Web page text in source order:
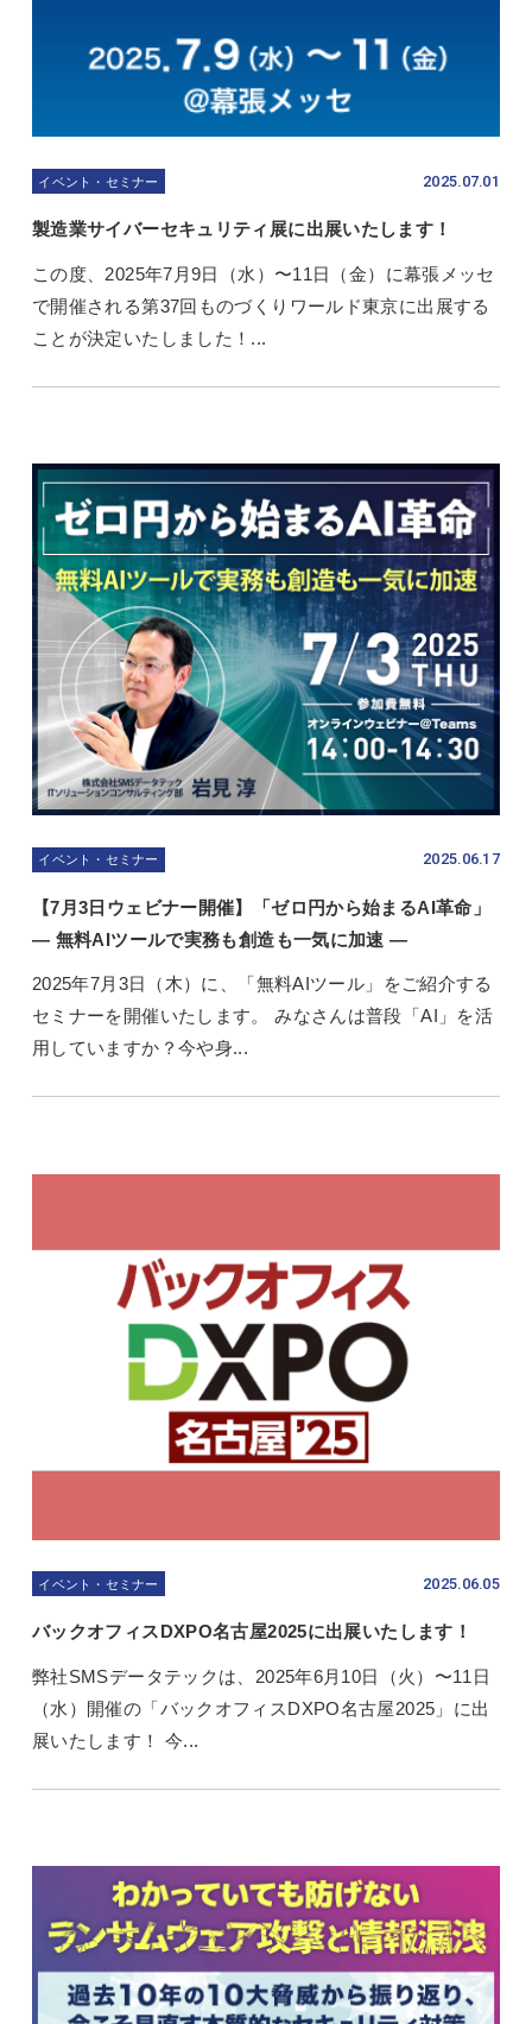
イベント・セミナー 2025.07.01
製造業サイバーセキュリティ展に出展いたします！
この度、2025年7月9日（水）〜11日（金）に幕張メッセ
で開催される第37回ものづくりワールド東京に出展する
ことが決定いたしました！...
イベント・セミナー 2025.06.17
【7月3日ウェビナー開催】「ゼロ円から始まるAI革命」
― 無料AIツールで実務も創造も一気に加速 ―
2025年7月3日（木）に、「無料AIツール」をご紹介する
セミナーを開催いたします。 みなさんは普段「AI」を活
用していますか？今や身...
イベント・セミナー 2025.06.05
バックオフィスDXPO名古屋2025に出展いたします！
弊社SMSデータテックは、2025年6月10日（火）〜11日
（水）開催の「バックオフィスDXPO名古屋2025」に出
展いたします！ 今...